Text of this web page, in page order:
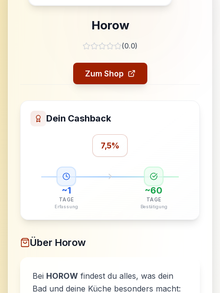
Horow
(0.0)
Zum Shop
Dein Cashback
7,5%
~1
TAGE
Erfassung
~60
TAGE
Bestätigung
Über Horow
Bei HOROW findest du alles, was dein
Bad und deine Küche besonders macht: